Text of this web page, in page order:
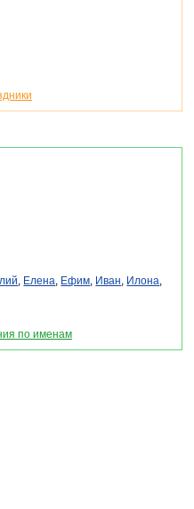
, Елена, Ефим, Иван, Илона,
по именам